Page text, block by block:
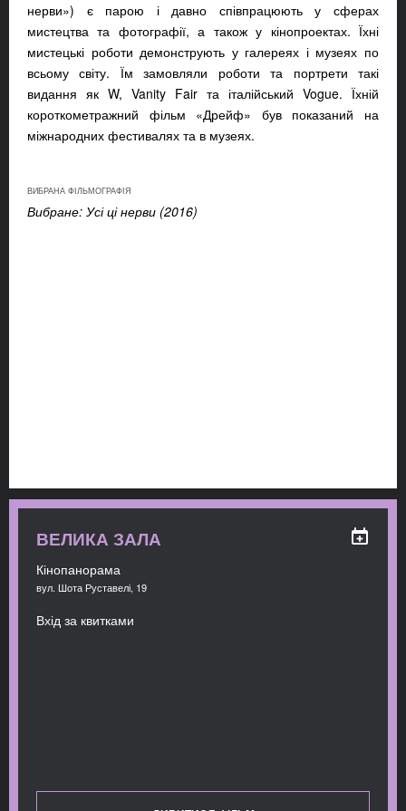
нерви») є парою і давно співпрацюють у сферах
мистецтва та фотографії, а також у кінопроектах. Їхні
мистецькі роботи демонструють у галереях і музеях по
всьому світу. Їм замовляли роботи та портрети такі
видання як W, Vanity Fair та італійський Vogue. Їхній
короткометражний фільм «Дрейф» був показаний на
міжнародних фестивалях та в музеях.
ВИБРАНА ФІЛЬМОГРАФІЯ
Вибране: Усі ці нерви (2016)
ВЕЛИКА ЗАЛА
Кінопанорама
вул. Шота Руставелі, 19
Вхід за квитками